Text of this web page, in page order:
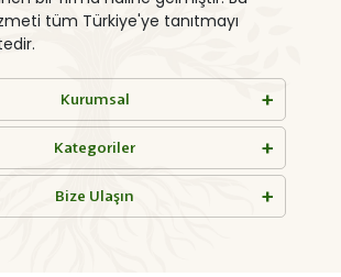
tüm Türkiye'ye tanıtmayı
Kurumsal
Kategoriler
Bize Ulaşın